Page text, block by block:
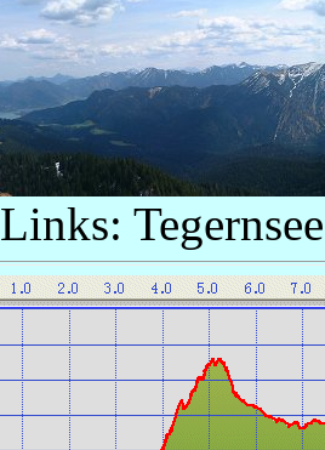
Links: